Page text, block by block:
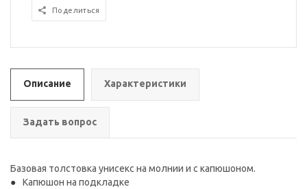
Поделиться
Описание Характеристики
Задать вопрос
Базовая толстовка унисекс на молнии и с капюшоном.
Капюшон на подкладке